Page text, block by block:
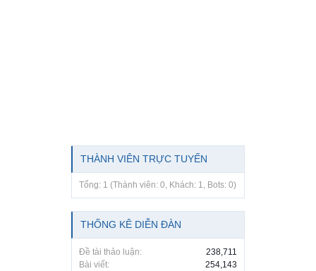
THÀNH VIÊN TRỰC TUYẾN
Tổng: 1 (Thành viên: 0, Khách: 1, Bots: 0)
THỐNG KÊ DIỄN ĐÀN
Đề tài thảo luận:
238,711
Bài viết:
254,143